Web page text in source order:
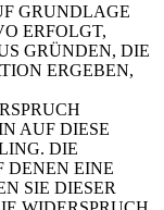
GRUNDLAGE
ERFOLGT,
GRÜNDEN, DIE
ERGEBEN,
AUF DIESE
DIE
DENEN EINE
SIE DIESER